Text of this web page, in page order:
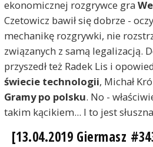
ekonomicznej rozgrywce gra
Czetowicz bawił się dobrze -
mechanikę rozgrywki, nie
związanych z samą legalizacją.
przyszedł też Radek Lis i
świecie technologii, Michał
Gramy po polsku. No -
takim kącikiem... I to jest
[13.04.2019 Giermasz